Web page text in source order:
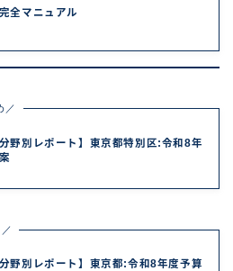
全マニュアル
／
分野別レポート】東京都特別区:令和8年
分野別レポート】東京都:令和8年度予算